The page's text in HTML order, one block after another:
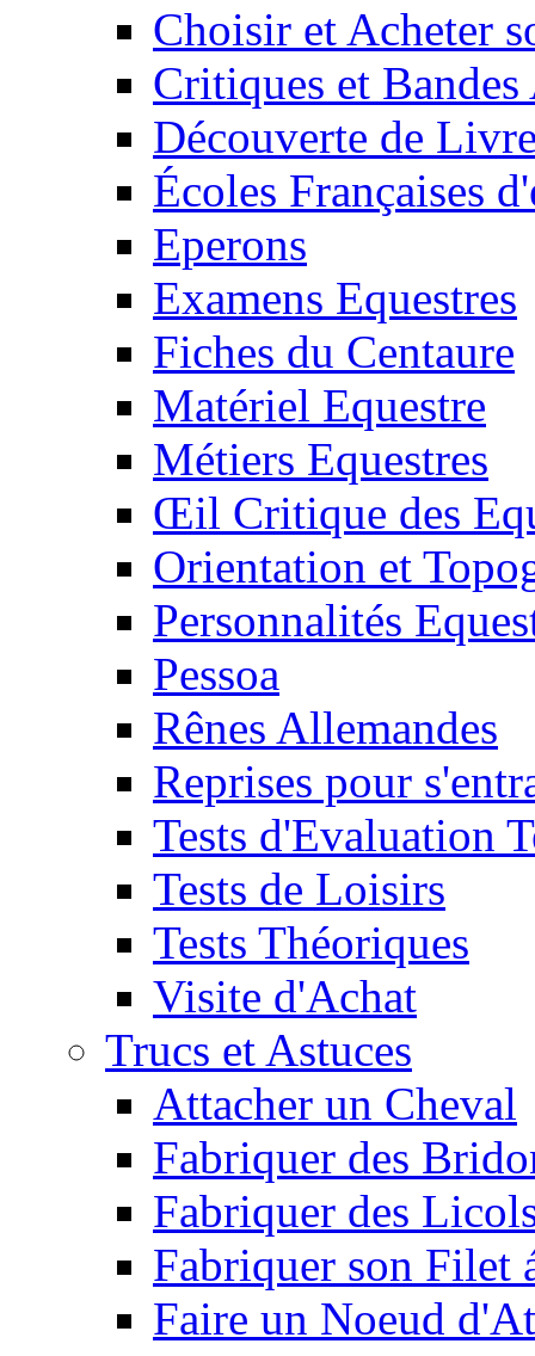
Choisir et Acheter
Critiques et
Découverte de
Écoles Françaises
Eperons
Examens Equestres
Fiches du Centaure
Matériel Equestre
Métiers Equestres
Œil Critique des
Orientation et
Personnalités
Pessoa
Rênes Allemandes
Reprises pour
Tests d'Evaluation
Tests de Loisirs
Tests Théoriques
Visite d'Achat
Trucs et Astuces
Attacher un Cheval
Fabriquer des
Fabriquer des
Fabriquer son Filet
Faire un Noeud